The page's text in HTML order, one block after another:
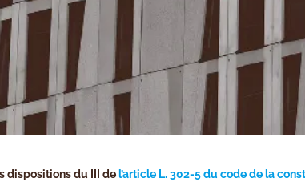
dispositions du III del’article L. 302-5 du code de la